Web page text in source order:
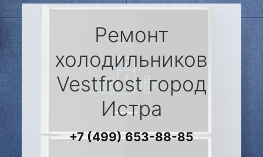
Ремонт
холодильников
Vestfrost город
Истра
+7 (499) 653-88-85